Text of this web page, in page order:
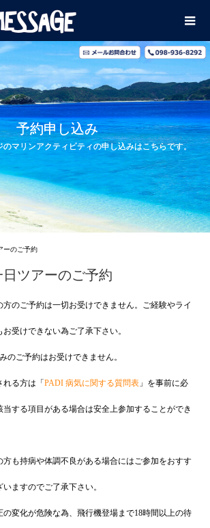
予約申し込み
のマリンアクティビティの申し込みはこちらです。
ーのご予約
ツアーのご予約
方のご予約は一切お受けできません。ご経験やライ
受けできない為ご了承下さい。
のご予約はお受けできません。
れる方は「 PADI 病気に関する質問表」を事前に必
する項目がある場合は安全上参加することができ
方も持病や体調不良がある場合にはご参加をおすす
ますのでご了承下さい。
の変化が危険な為、飛行機登場まで18時間以上の待